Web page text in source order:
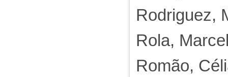
Rodriguez,
Rola,
Romão,